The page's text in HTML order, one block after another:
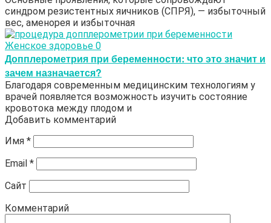
синдром резистентных яичников (СПРЯ), — избыточный
вес, аменорея и избыточная
Женское здоровье 0
Допплерометрия при беременности: что это значит и
зачем назначается?
Благодаря современным медицинским технологиям у
врачей появляется возможность изучить состояние
кровотока между плодом и
Добавить комментарий
Имя *
Email *
Сайт
Комментарий